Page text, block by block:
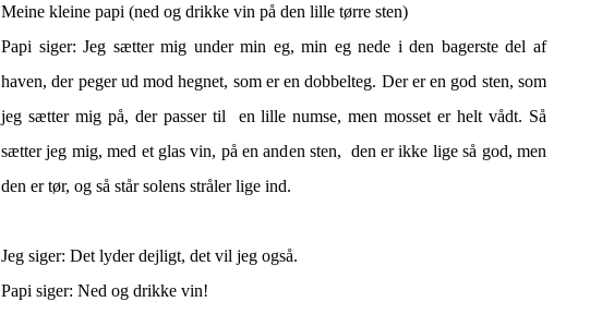
Meine kleine papi (ned og drikke vin på den lille tørre sten)
Papi siger: Jeg sætter mig under min eg, min eg nede i den bagerste del af
haven, der peger ud mod hegnet, som er en dobbelteg. Der er en god sten, som
jeg sætter mig på, der passer til en lille numse, men mosset er helt vådt. Så
sætter jeg mig, med et glas vin, på en anden sten, den er ikke lige så god, men
den er tør, og så står solens stråler lige ind.
Jeg siger: Det lyder dejligt, det vil jeg også.
Papi siger: Ned og drikke vin!